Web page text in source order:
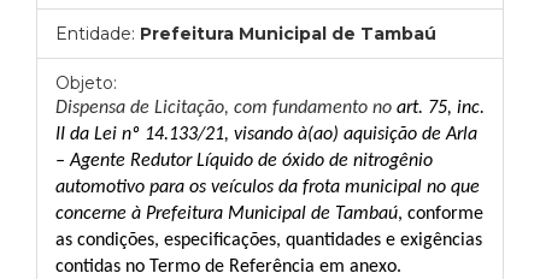
Entidade: Prefeitura Municipal de Tambaú
Objeto:
Dispensa de Licitação, com fundamento no art. 75, inc.
II da Lei nº 14.133/21, visando à(ao) aquisição deArla
– Agente Redutor Líquido de óxido de nitrogênio
automotivo para os veículos da frota municipal no que
concerne à Prefeitura Municipal de Tambaú, conforme
as condições, especificações, quantidades e exigências
contidas no Termo de Referência em anexo.